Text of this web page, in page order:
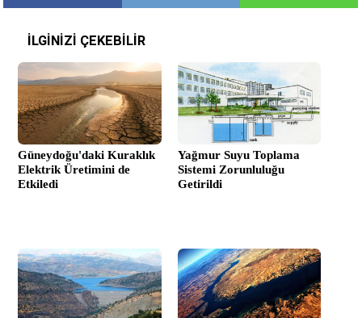
İLGİNİZİ ÇEKEBİLİR
Güneydoğu'daki Kuraklık
Elektrik Üretimini de
Etkiledi
Yağmur Suyu Toplama
Sistemi Zorunluluğu
Getirildi